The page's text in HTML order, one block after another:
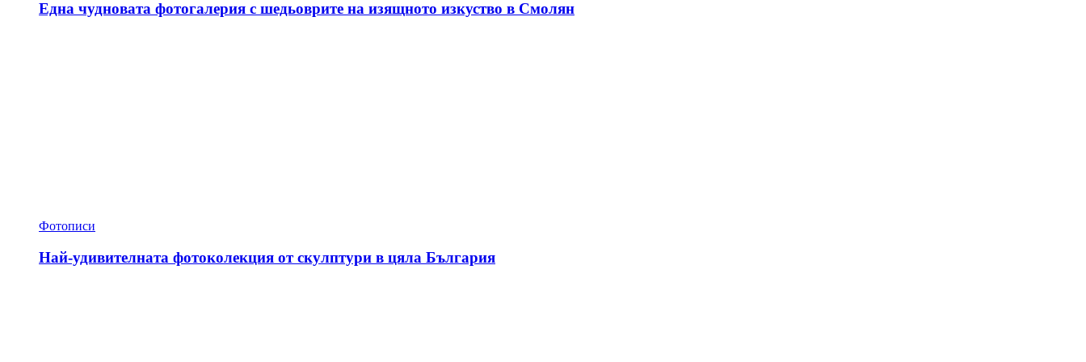
Една чудновата фотогалерия с шедьоврите на изящното изкуство в Смолян
Фотописи
Най-удивителната фотоколекция от скулптури в цяла България